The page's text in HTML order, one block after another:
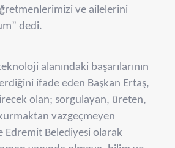
ve ailelerini
dedi.
alanındaki başarılarının
ifade eden Başkan Ertaş,
olan; sorgulayan, üreten,
vazgeçmeyen
Edremit Belediyesi olarak